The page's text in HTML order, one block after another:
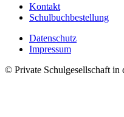
Kontakt
Schulbuchbestellung
Datenschutz
Impressum
© Private Schulgesellschaft